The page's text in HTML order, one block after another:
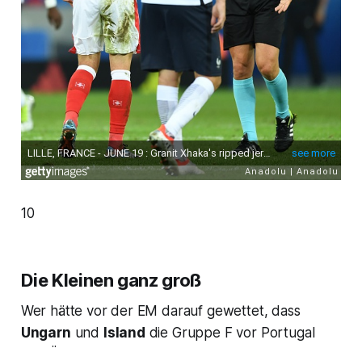
10
Die Kleinen ganz groß
Wer hätte vor der EM darauf gewettet, dass
Ungarn und Island die Gruppe F vor Portugal